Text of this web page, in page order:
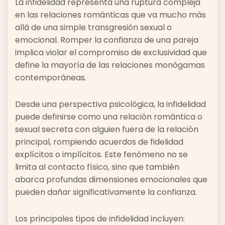
en las relaciones románticas que va mucho más
allá de una simple transgresión sexual o
emocional. Romper la confianza de una pareja
implica violar el compromiso de exclusividad que
define la mayoría de las relaciones monógamas
contemporáneas.
Desde una perspectiva psicológica, la infidelidad
puede definirse como una relación romántica o
sexual secreta con alguien fuera de la relación
principal, rompiendo acuerdos de fidelidad
explícitos o implícitos. Este fenómeno no se
limita al contacto físico, sino que también
abarca profundas dimensiones emocionales que
pueden dañar significativamente la confianza.
Los principales tipos de infidelidad incluyen: